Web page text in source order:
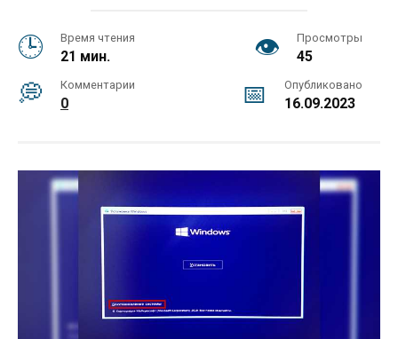
Время чтения
21 мин.
Просмотры
45
Комментарии
0
Опубликовано
16.09.2023